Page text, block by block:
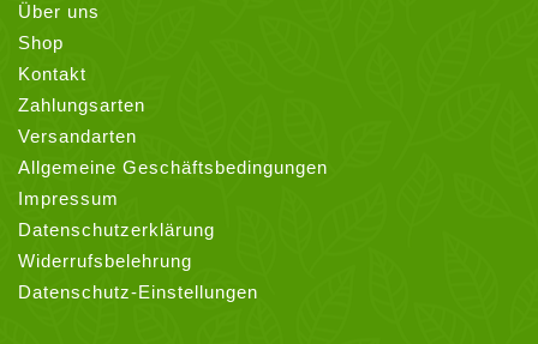
Über uns
Shop
Kontakt
Zahlungsarten
Versandarten
Allgemeine Geschäftsbedingungen
Impressum
Datenschutzerklärung
Widerrufsbelehrung
Datenschutz-Einstellungen